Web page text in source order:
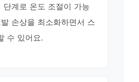
단계로 온도 조절이 가능
손상을 최소화하면서 스
수 있어요.